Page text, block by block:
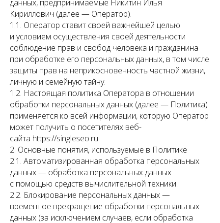
данных, предпринимаемые Никитин Илья
Кириллович (далее — Оператор).
1.1. Оператор ставит своей важнейшей целью
и условием осуществления своей деятельности
соблюдение прав и свобод человека и гражданина
при обработке его персональных данных, в том числе
защиты прав на неприкосновенность частной жизни,
личную и семейную тайну.
1.2. Настоящая политика Оператора в отношении
обработки персональных данных (далее — Политика)
применяется ко всей информации, которую Оператор
может получить о посетителях веб-
сайта https://singleseo.ru.
2. Основные понятия, используемые в Политике
2.1. Автоматизированная обработка персональных
данных — обработка персональных данных
с помощью средств вычислительной техники.
2.2. Блокирование персональных данных —
временное прекращение обработки персональных
данных (за исключением случаев, если обработка